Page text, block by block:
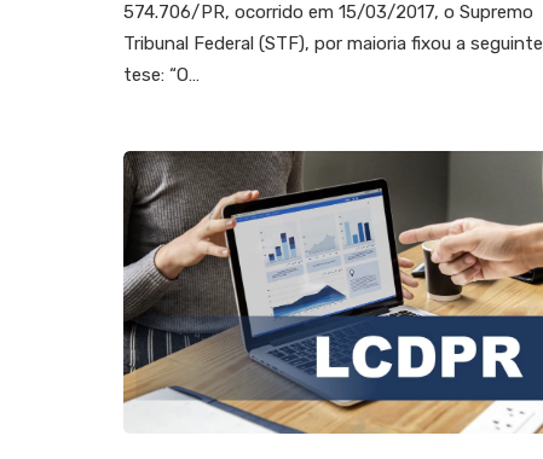
574.706/PR, ocorrido em 15/03/2017, o Supremo
Tribunal Federal (STF), por maioria fixou a seguinte
tese: “O…